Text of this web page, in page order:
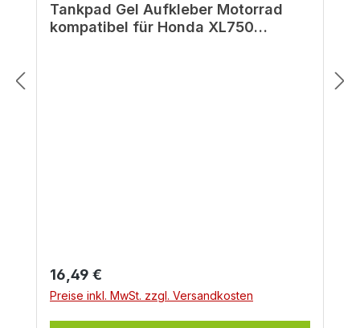
Tankpad Gel Aufkleber Motorrad
kompatibel für Honda XL750
Regulärer Preis:
16,49 €
Preise inkl. MwSt. zzgl. Versandkosten